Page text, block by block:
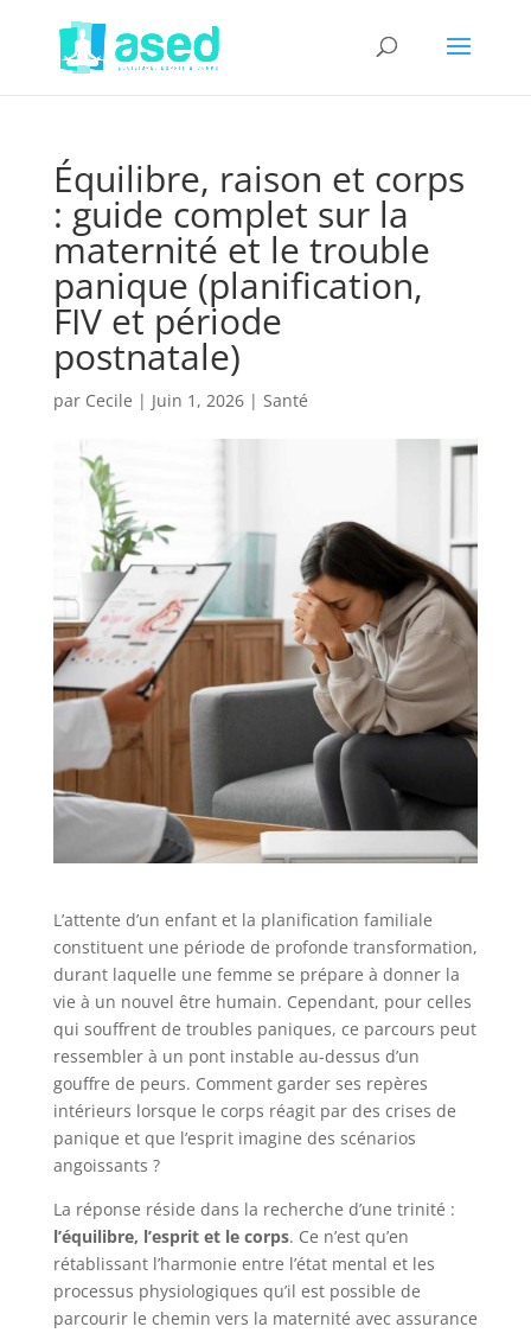
Équilibre, raison et corps
: guide complet sur la
maternité et le trouble
panique (planification,
FIV et période
postnatale)
par Cecile | Juin 1, 2026| Santé
L’attente d’un enfant et la planification familiale
constituent une période de profonde transformation,
durant laquelle une femme se prépare à donner la
vie à un nouvel être humain. Cependant, pour celles
qui souffrent de troubles paniques, ce parcours peut
ressembler à un pont instable au-dessus d’un
gouffre de peurs. Comment garder ses repères
intérieurs lorsque le corps réagit par des crises de
panique et que l’esprit imagine des scénarios
angoissants ?
La réponse réside dans la recherche d’une trinité :
l’équilibre, l’esprit et le corps. Ce n’est qu’en
rétablissant l’harmonie entre l’état mental et les
processus physiologiques qu’il est possible de
parcourir le chemin vers la maternité avec assurance